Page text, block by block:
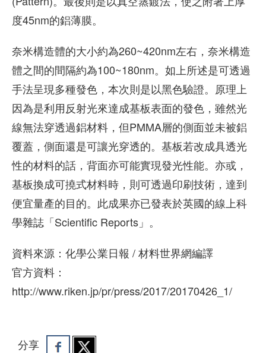
度45nm的鋁薄膜。
奈米構造體的大小約為260~420nm左右，奈米構造
體之間的間隔約為100~180nm。如上所述是可透過
手法呈現多種發色，本次則是以黑色驗證。原理上
因為是利用反射光來達成基板表面的發色，雖然光
線無法穿透過鋁材料，但PMMA層的側面並未被鋁
覆蓋，側面還是可讓光穿透的。基板若改成具透光
性的材料的話，背面亦可能實現發光性能。亦或，
基板換成可撓式材料時，則可透過印刷技術，達到
便宜量產的目的。此成果亦已發表於英國的線上科
學雜誌「Scientific Reports」。
資料來源：化學公業日報 / 材料世界網編譯
官方資料：
http://www.riken.jp/pr/press/2017/20170426_1/
分享